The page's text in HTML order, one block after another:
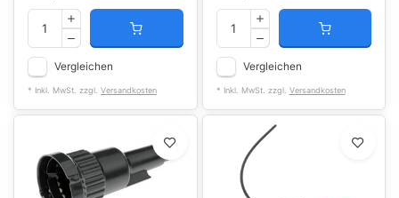
Vergleichen
* Inkl. MwSt. zzgl. Versandkosten
Vergleichen
* Inkl. MwSt. zzgl. Versandkosten